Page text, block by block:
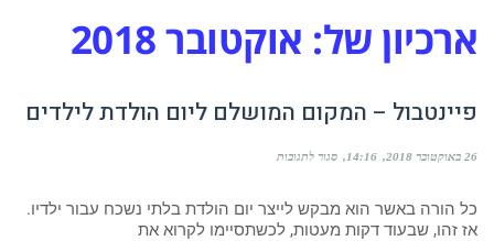
ארכיון של: אוקטובר 2018
פיינטבול – המקום המושלם ליום הולדת לילדים
26 באוקטובר 2018 14:16 סגור לתגובות
כל הורה באשר הוא מבקש לייצר יום הולדת בלתי נשכח עבור ילדיו.
אז זהו, שבעוד דקות מעטות, לכשתסיימו לקרוא את